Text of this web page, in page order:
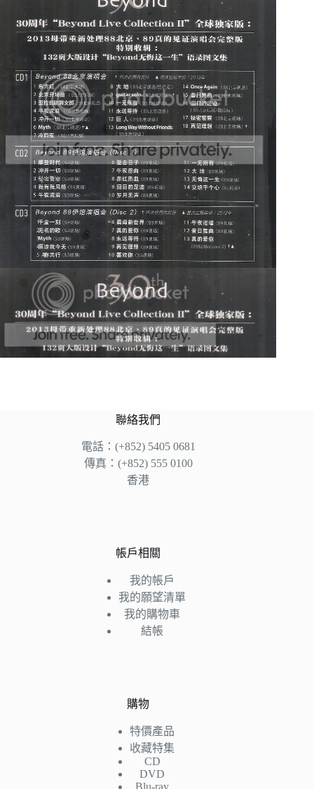
聯絡我們
電話：(+852) 5405 0681
傳真：(+852) 555 0100
香港
帳戶相關
我的帳戶
我的願望清單
我的購物車
結帳
購物
特價產品
收藏特集
CD
DVD
Blu-ray